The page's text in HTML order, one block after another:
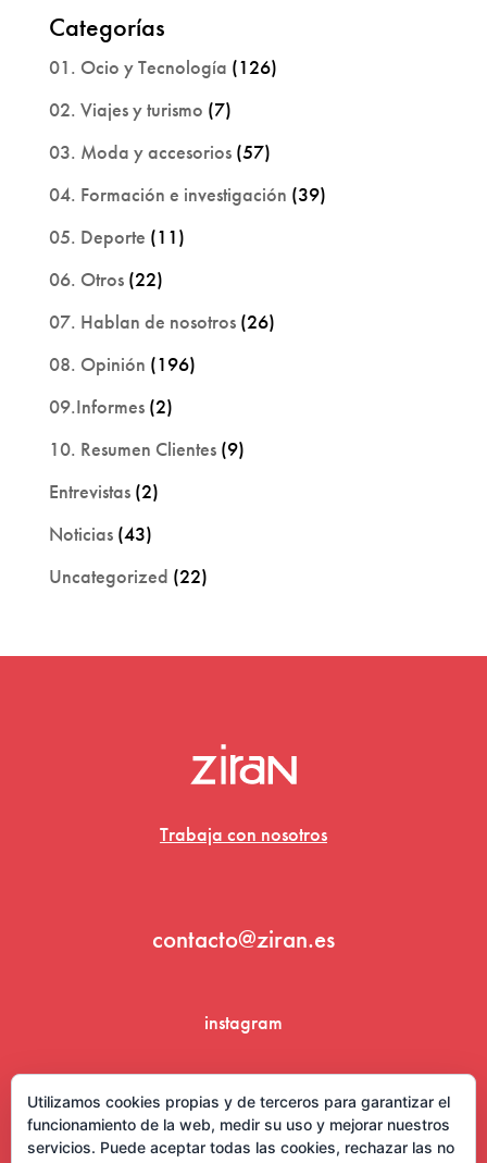
Categorías
01. Ocio y Tecnología (126)
02. Viajes y turismo (7)
03. Moda y accesorios(57)
04. Formación e investigación (39)
05. Deporte (11)
06. Otros(22)
07. Hablan de nosotros(26)
08. Opinión (196)
09.Informes(2)
10. Resumen Clientes(9)
Entrevistas(2)
Noticias(43)
Uncategorized (22)
Trabaja con nosotros
contacto@ziran.es
instagram
Utilizamos cookies propias y de terceros para garantizar el
funcionamiento de la web, medir su uso y mejorar nuestros
servicios. Puede aceptar todas las cookies, rechazar las no